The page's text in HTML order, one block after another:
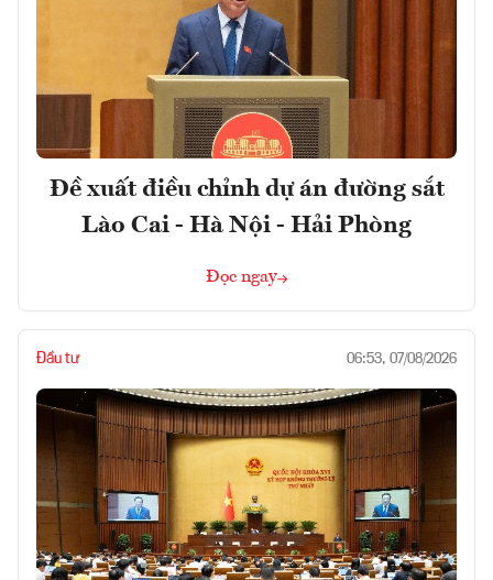
Đề xuất điều chỉnh dự án đường sắt
Lào Cai - Hà Nội - Hải Phòng
Đọc ngay
Đầu tư 06:53, 07/08/2026